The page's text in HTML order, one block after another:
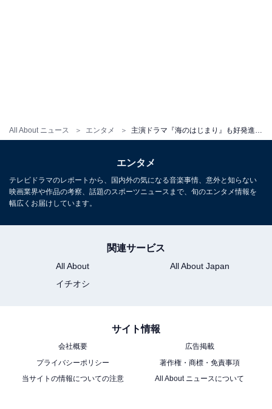
All About ニュース エンタメ 主演ドラマ『海のはじまり』も好発進！ カメレオン俳優・目黒蓮の魅力を元テレビ局スタッフが徹底解説
エンタメ
テレビドラマのレポートから、国内外の気になる音楽事情、意外と知らない
映画業界や作品の考察、話題のスポーツニュースまで、旬のエンタメ情報を
幅広くお届けしています。
関連サービス
All About
All About Japan
イチオシ
サイト情報
会社概要
広告掲載
プライバシーポリシー
著作権・商標・免責事項
当サイトの情報についての注意
All About ニュースについて